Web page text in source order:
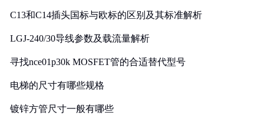
C13和C14插头国标与欧标的区别及其标准解析
LGJ-240/30导线参数及载流量解析
寻找nce01p30k MOSFET管的合适替代型号
电梯的尺寸有哪些规格
镀锌方管尺寸一般有哪些